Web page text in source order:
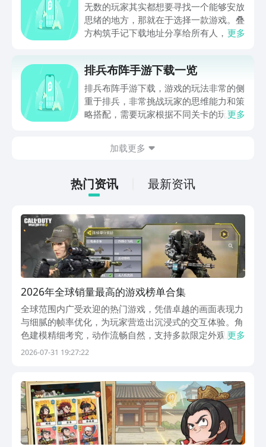
无数的玩家其实都想要寻找一个能够安放
思绪的地方，那就在于选择一款游戏。叠
方构筑手记下载地址分享给所有人，这一
情。如果大家想要下载这款游戏，其实方
法很简单，通过以下的链接即可先来看一
下游戏的主要乐趣吧。
更多
排兵布阵手游下载一览
排兵布阵手游下载，游戏的玩法非常的侧
重于排兵，非常挑战玩家的思维能力和策
略搭配，需要玩家根据不同关卡的玩法设
一种士兵都有自己独特的技能，及运用的
急切的想要连接，现在，就和小编一起来
阅览一下吧！
更多
加载更多
热门资讯 最新资讯
2026年全球销量最高的游戏榜单合集
全球范围内广受欢迎的热门游戏，凭借卓越的画面表现力
与细腻的帧率优化，为玩家营造出沉浸式的交互体验。角
色建模精细考究，动作流畅自然，支持多款限定外观皮肤
获取，显著提升视觉表现力。通过持续强化角色等级与装
更多
2026-07-31 19:27:22